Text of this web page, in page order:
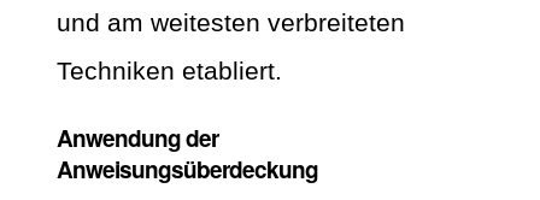
und am weitesten verbreiteten
Techniken etabliert.
Anwendung der
Anweisungsüberdeckung